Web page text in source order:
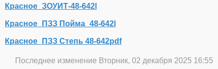
Красное_ЗОУИТ-48-642l
Красное_ПЗЗ Пойма_48-642l
Красное_ПЗЗ Степь 48-642pdf
Последнее изменение Вторник, 02 декабря 2025 16:55